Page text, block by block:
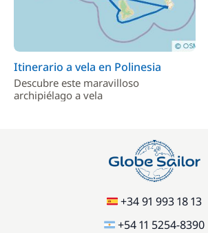
Itinerario a vela en Polinesia
Descubre este maravilloso
archipiélago a vela
+34 91 993 18 13
+54 11 5254-8390